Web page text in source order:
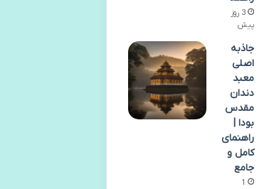
3 روز
پیش
جاذبه
اصلی
معبد
دندان
مقدس
بودا |
راهنمای
کامل و
جامع
1